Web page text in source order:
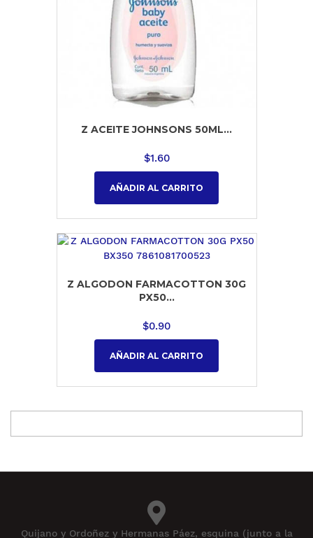
Z ACEITE JOHNSONS 50ML...
$1.60
AÑADIR AL CARRITO
Z ALGODON FARMACOTTON 30G
PX50...
$0.90
AÑADIR AL CARRITO
Quijano y Ordoñez y Hermanas Páez, esquina (junto a la